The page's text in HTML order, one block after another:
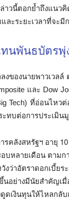
นี้ตอกย้ำถึงแนวคิ
ะระยะเวลาที่จะมี
นพันธบัตรพุ่
ของนายพาวเวล
และ Dow
Tech) ที่อ่อนไหว
ะทบต่อการประเมิน
ลังสหรัฐฯ อายุ 10
บหลายเดือน ตามก
าอัตราดอกเบี้ยร
นอย่างมีนัยสำคัญเ
ดเงินทุนให้ไหลกลั